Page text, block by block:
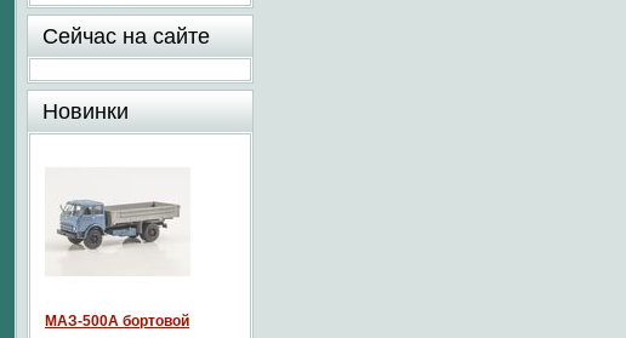
Сейчас на сайте
Новинки
МАЗ-500А бортовой